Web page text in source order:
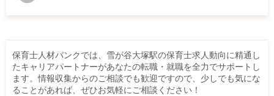
保育士人材バンクでは、雪が谷大塚駅の保育士求人動向に精通し
たキャリアパートナーがあなたの転職・就職を全力でサポートし
ます。情報収集からのご相談でも歓迎ですので、少しでも気にな
ることがあれば、ぜひお気軽にご相談ください！